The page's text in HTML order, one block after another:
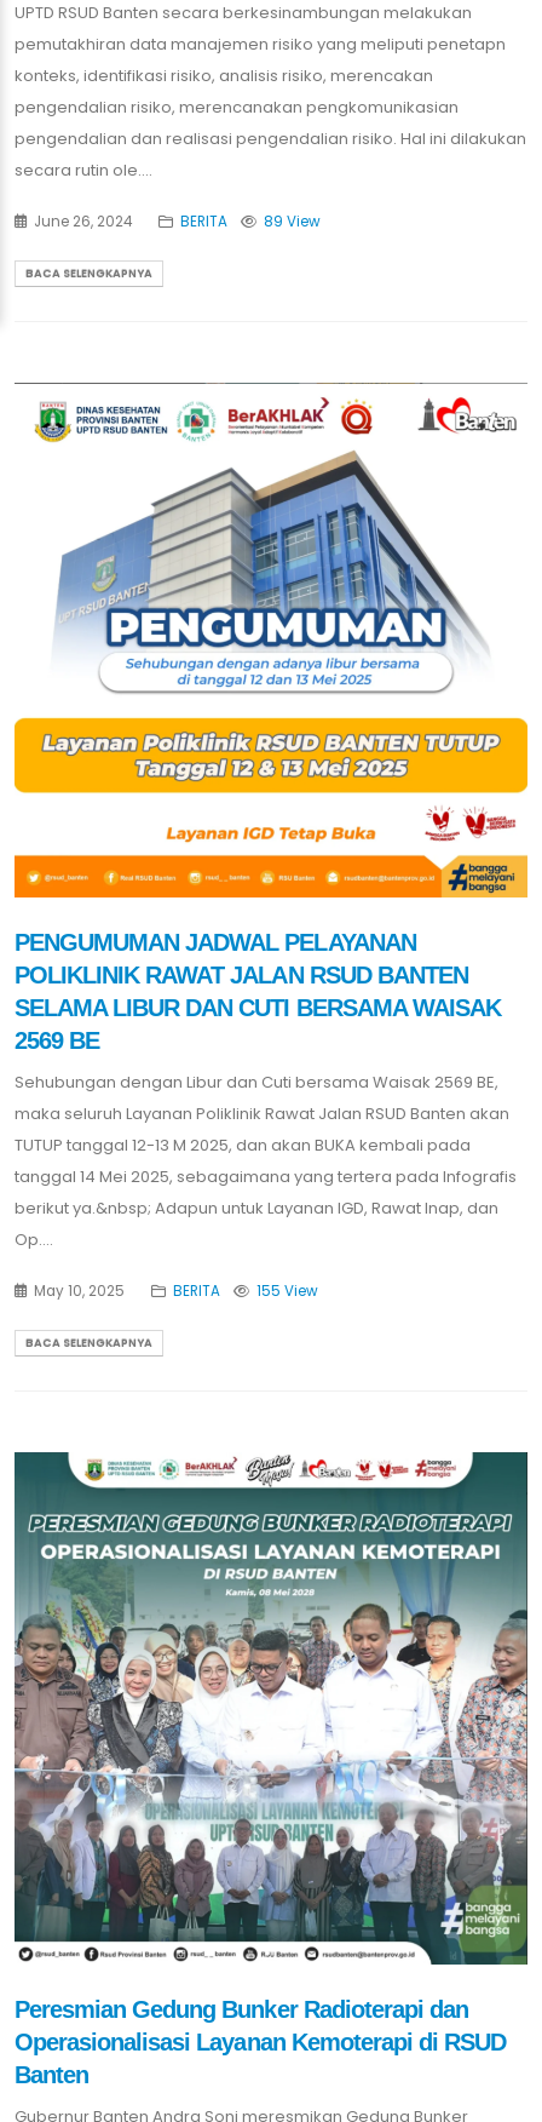
UPTD RSUD Banten secara berkesinambungan melakukan
pemutakhiran data manajemen risiko yang meliputi penetapn
konteks, identifikasi risiko, analisis risiko, merencakan
pengendalian risiko, merencanakan pengkomunikasian
pengendalian dan realisasi pengendalian risiko. Hal ini dilakukan
secara rutin ole....
June 26, 2024 BERITA 89 View
BACA SELENGKAPNYA
PENGUMUMAN JADWAL PELAYANAN
POLIKLINIK RAWAT JALAN RSUD BANTEN
SELAMA LIBUR DAN CUTI BERSAMA WAISAK
2569 BE
Sehubungan dengan Libur dan Cuti bersama Waisak 2569 BE,
maka seluruh Layanan Poliklinik Rawat Jalan RSUD Banten akan
TUTUP tanggal 12-13 M 2025, dan akan BUKA kembali pada
tanggal 14 Mei 2025, sebagaimana yang tertera pada Infografis
berikut ya.&nbsp; Adapun untuk Layanan IGD, Rawat Inap, dan
Op....
May 10, 2025 BERITA 155 View
BACA SELENGKAPNYA
Peresmian Gedung Bunker Radioterapi dan
Operasionalisasi Layanan Kemoterapi di RSUD
Banten
Gubernur Banten Andra Soni meresmikan Gedung Bunker